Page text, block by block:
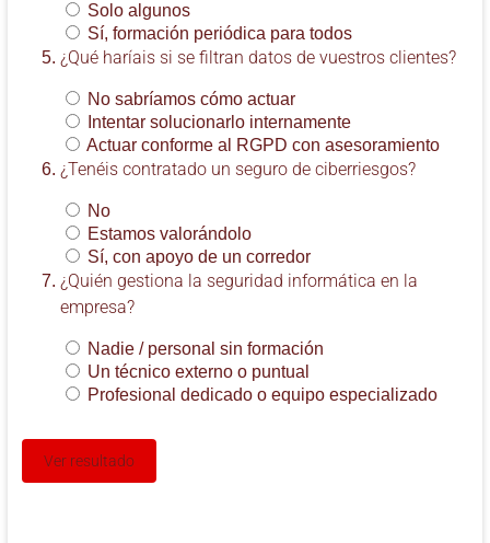
Solo algunos
Sí, formación periódica para todos
¿Qué haríais si se filtran datos de vuestros clientes?
No sabríamos cómo actuar
Intentar solucionarlo internamente
Actuar conforme al RGPD con asesoramiento
¿Tenéis contratado un seguro de ciberriesgos?
No
Estamos valorándolo
Sí, con apoyo de un corredor
¿Quién gestiona la seguridad informática en la
empresa?
Nadie / personal sin formación
Un técnico externo o puntual
Profesional dedicado o equipo especializado
Ver resultado